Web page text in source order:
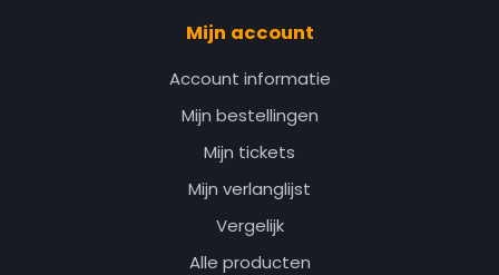
Mijn account
Account informatie
Mijn bestellingen
Mijn tickets
Mijn verlanglijst
Vergelijk
Alle producten